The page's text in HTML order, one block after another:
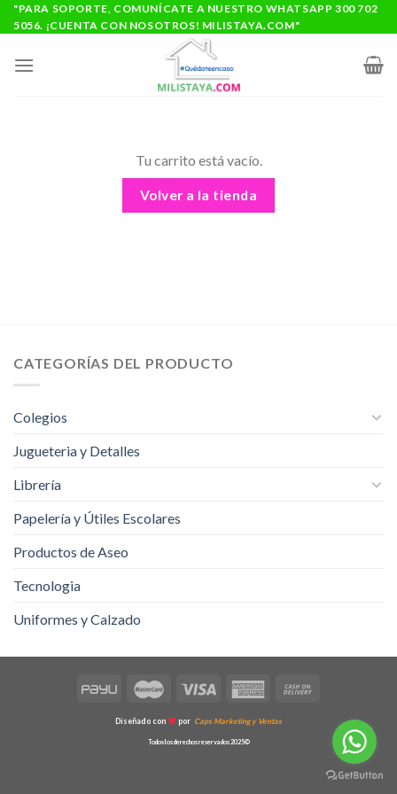
Saltar
al
"PARA SOPORTE, COMUNÍCATE A NUESTRO WHATSAPP 300 702
5056. ¡CUENTA CON NOSOTROS! MILISTAYA.COM"
Tu carrito está vacío.
Volver a la tienda
CATEGORÍAS DEL PRODUCTO
Colegios
Jugueteria y Detalles
Librería
Papelería y Útiles Escolares
Productos de Aseo
Tecnologia
Uniformes y Calzado
Diseñado con por Caps Marketing y Ventas
Todos los derechos reservados 2025©